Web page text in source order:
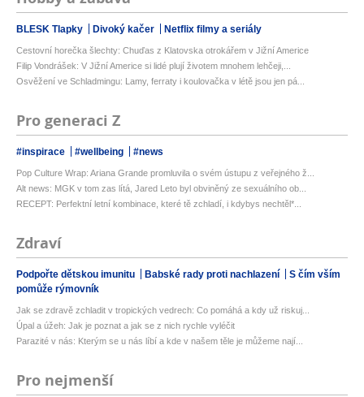
BLESK Tlapky Divoký kačer Netflix filmy a seriály
Cestovní horečka šlechty: Chuďas z Klatovska otrokářem v Jižní Americe
Filip Vondrášek: V Jižní Americe si lidé plují životem mnohem lehčeji,...
Osvěžení ve Schladmingu: Lamy, ferraty i koulovačka v létě jsou jen pá...
Pro generaci Z
#inspirace #wellbeing #news
Pop Culture Wrap: Ariana Grande promluvila o svém ústupu z veřejného ž...
Alt news: MGK v tom zas lítá, Jared Leto byl obviněný ze sexuálního ob...
RECEPT: Perfektní letní kombinace, které tě zchladí, i kdybys nechtěl*...
Zdraví
Podpořte dětskou imunitu Babské rady proti nachlazení
S čím vším
pomůže rýmovník
Jak se zdravě zchladit v tropických vedrech: Co pomáhá a kdy už riskuj...
Úpal a úžeh: Jak je poznat a jak se z nich rychle vyléčit
Parazité v nás: Kterým se u nás líbí a kde v našem těle je můžeme nají...
Pro nejmenší